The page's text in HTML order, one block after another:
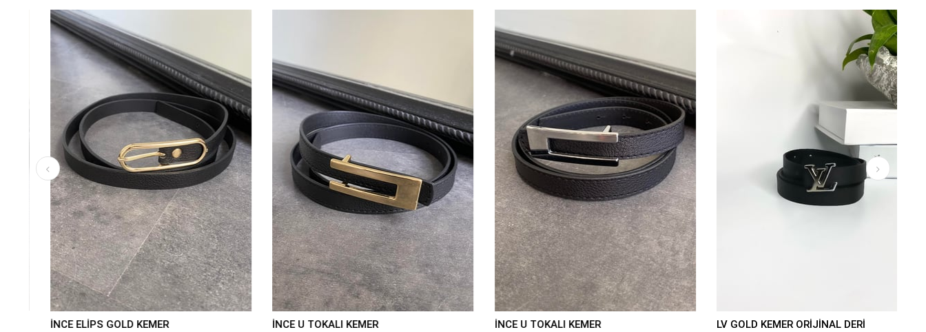
İNCE ELİPS GOLD KEMER İNCE U TOKALI KEMER İNCE U TOKALI KEMER LV GOLD KEMER ORİJİNAL DERİ